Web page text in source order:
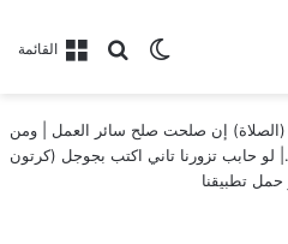
القائمةبحث عن
الوضع المظلم
(الصلاة) إن صلحت صلح سائر العمل | ومن
حابب تزورنا تاني اكتب بجوجل (كرتون
تطبيقنا